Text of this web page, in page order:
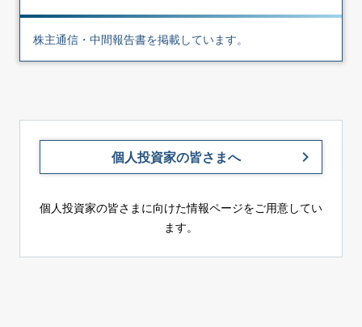
株主通信・中間報告書を掲載しています。
個人投資家の皆さまへ
個人投資家の皆さまに向けた情報ページをご用意してい
ます。